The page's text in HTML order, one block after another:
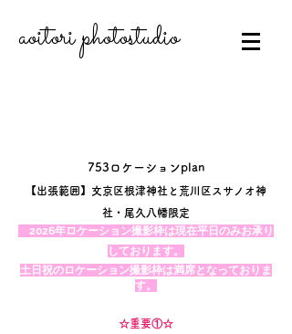
aoitori photostudio
​​753ロケーションplan
【出張範囲】文京区根津神社と荒川区スサノオ神
社・尾久八幡限定
2026年ロケーション撮影枠は現在平日のみお承り
しております。
​土日祝のロケーション撮影枠は満席となっておりま
す。
☆重要①☆